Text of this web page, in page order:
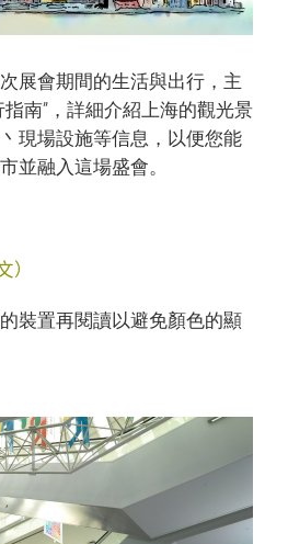
展會期間的生活與出行，主
南”，詳細介紹上海的觀光景
現場設施等信息，以便您能
並融入這場盛會。
）
裝置再閱讀以避免顏色的顯